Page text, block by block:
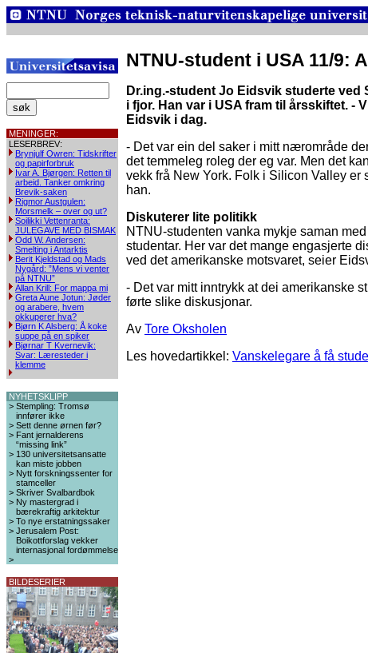
MENINGER:
LESERBREV:
Brynjulf Owren: Tidskrifter
og papirforbruk
Ivar A. Bjørgen: Retten til
arbeid. Tanker omkring
Brevik-saken
Rigmor Austgulen:
Morsmelk – over og ut?
Soilikki Vettenranta:
JULEGAVE MED BISMAK
Odd W. Andersen:
Smelting i Antarktis
Berit Kjeldstad og Mads
Nygård: ”Mens vi venter
på NTNU”
Allan Krill: For mappa mi
Greta Aune Jotun: Jøder
og arabere, hvem
okkuperer hva?
Bjørn K Alsberg: Å koke
suppe på en spiker
Bjørnar T Kvernevik:
Svar: Læresteder i
klemme
NYHETSKLIPP
> Stempling: Tromsø
innfører ikke
> Sett denne ørnen før?
> Fant jernalderens
“missing link”
> 130 universitetsansatte
kan miste jobben
> Nytt forskningssenter for
stamceller
> Skriver Svalbardbok
> Ny mastergrad i
bærekraftig arkitektur
> To nye erstatningssaker
> Jerusalem Post:
Boikottforslag vekker
internasjonal fordømmelse
>
BILDESERIER
NTNU-student i USA 11/9:
Dr.ing.-student Jo Eidsvik studerte ved
i fjor. Han var i USA fram til årsskiftet. -
Eidsvik i dag.
- Det var ein del saker i mitt nærområde
det temmeleg roleg der eg var. Men det
vekk frå New York. Folk i Silicon Valley
han.
Diskuterer lite politikk
NTNU-studenten vanka mykje saman
studentar. Her var det mange engasjerte
ved det amerikanske motsvaret, seier
- Det var mitt inntrykk at dei amerikanske
førte slike diskusjonar.
Av Tore Oksholen
Les hovedartikkel: Vanskelegare å få